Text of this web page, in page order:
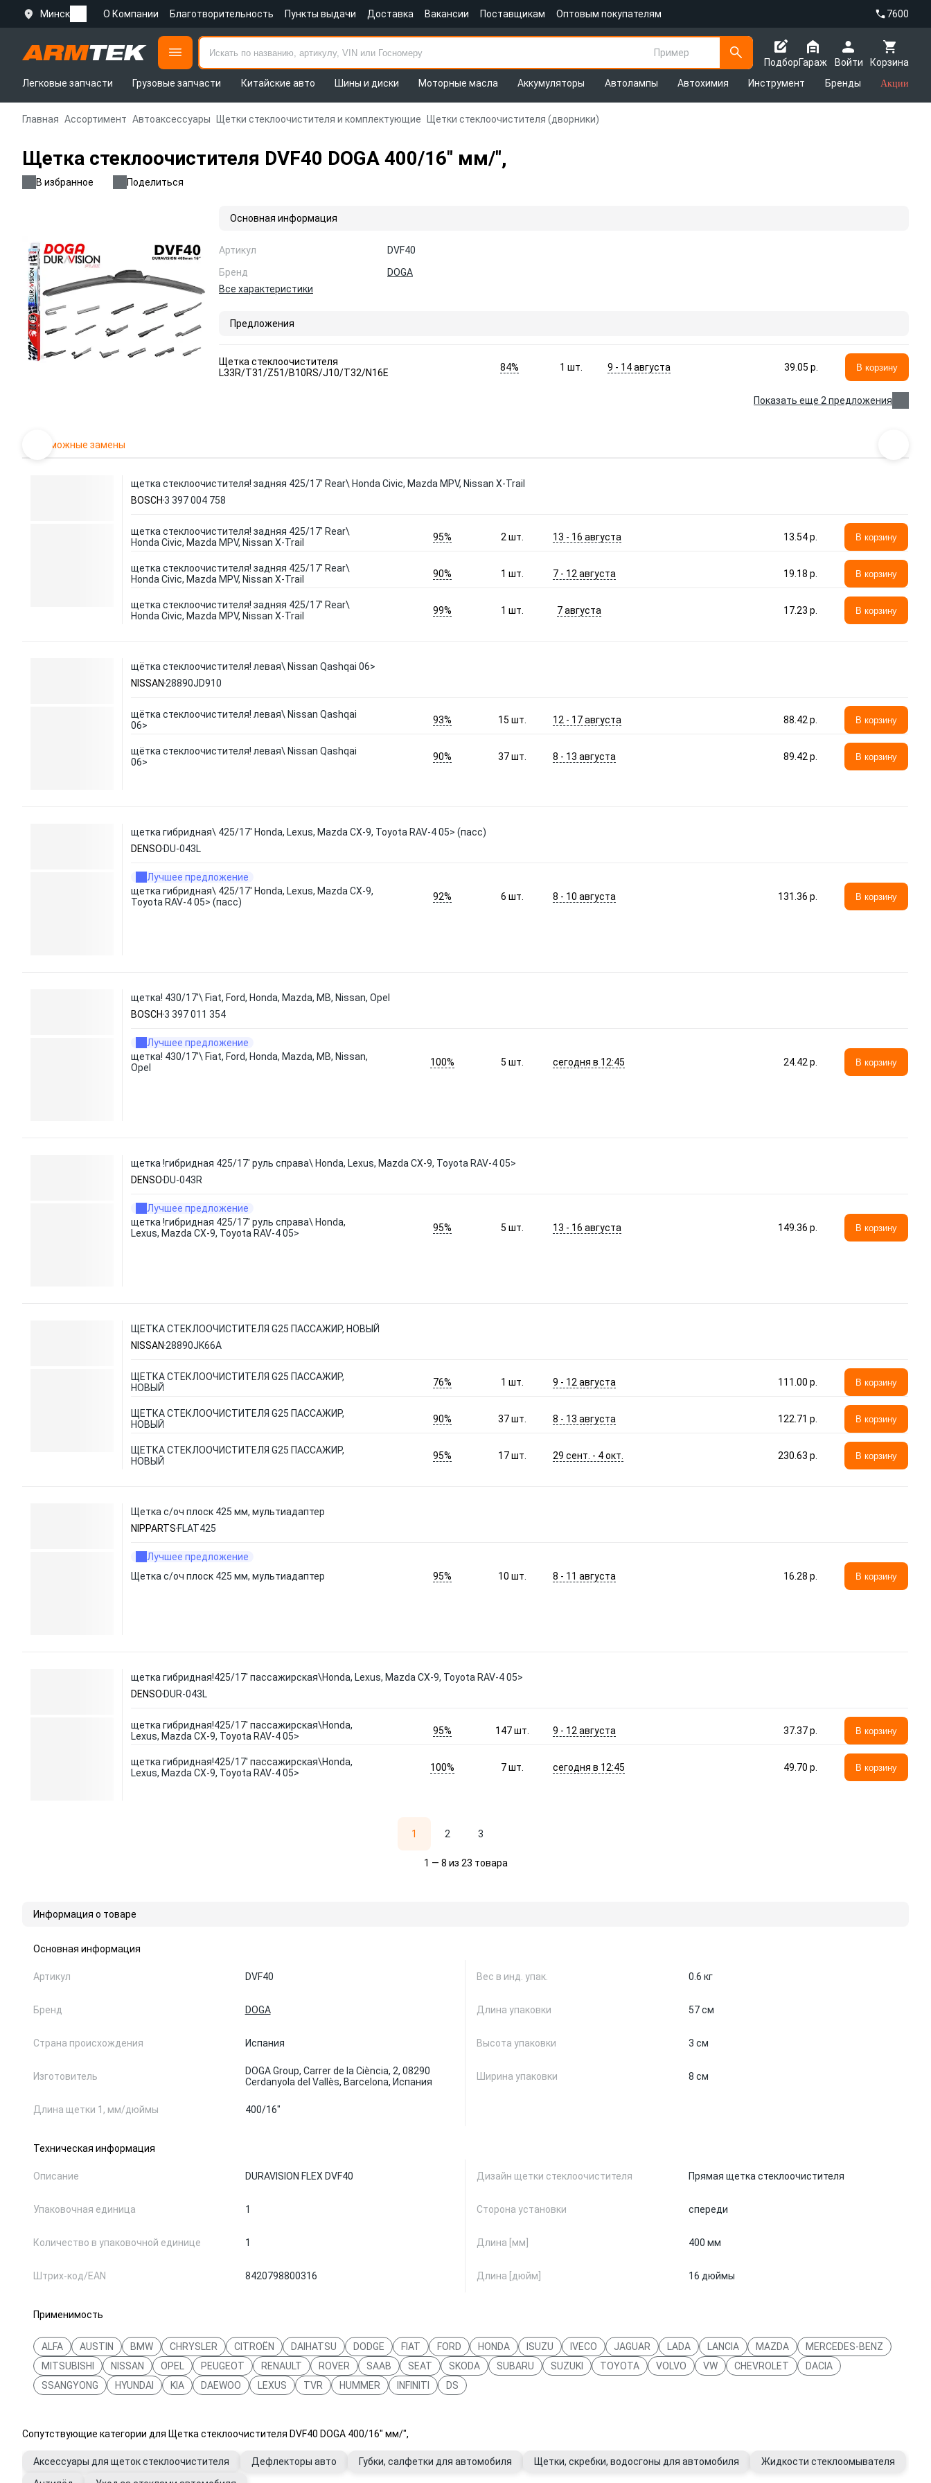
Минск О Компании Благотворительность Пункты выдачи Доставка Вакансии Поставщикам Оптовым покупателям 7600
Пример
Подбор
Корзина
Гараж
Войти
Легковые запчасти
Грузовые запчасти Китайские авто Шины и диски Моторные масла Аккумуляторы Автолампы Автохимия Инструмент Бренды Акции
Главная Ассортимент Автоаксессуары Щетки стеклоочистителя и комплектующие Щетки стеклоочистителя (дворники)
Щетка стеклоочистителя DVF40 DOGA 400/16" мм/",
В избранное Поделиться
Основная информация
Артикул
DVF40
Бренд
DOGA
Все характеристики
Предложения
Щетка стеклоочистителя
L33R/T31/Z51/B10RS/J10/T32/N16E
84% 1шт. 9 - 14 августа 39.05 p. В корзину
Показать еще 2 предложения
Возможные замены
щетка стеклоочистителя! задняя 425/17' Rear\ Honda Civic, Mazda MPV, Nissan X-Trail
BOSCH 3 397 004 758
щетка стеклоочистителя! задняя 425/17' Rear\
Honda Civic, Mazda MPV, Nissan X-Trail
95% 2шт. 13 - 16 августа 13.54 p. В корзину
щетка стеклоочистителя! задняя 425/17' Rear\
Honda Civic, Mazda MPV, Nissan X-Trail
90% 1шт. 7 - 12 августа 19.18 p. В корзину
щетка стеклоочистителя! задняя 425/17' Rear\
Honda Civic, Mazda MPV, Nissan X-Trail
99% 1шт. 7 августа 17.23 p. В корзину
щётка стеклоочистителя! левая\ Nissan Qashqai 06>
NISSAN 28890JD910
щётка стеклоочистителя! левая\ Nissan Qashqai
06>
93% 15шт. 12 - 17 августа 88.42 p. В корзину
щётка стеклоочистителя! левая\ Nissan Qashqai
06>
90% 37шт. 8 - 13 августа 89.42 p. В корзину
щетка гибридная\ 425/17' Honda, Lexus, Mazda CX-9, Toyota RAV-4 05> (пасс)
DENSO DU-043L
Лучшее предложение
щетка гибридная\ 425/17' Honda, Lexus, Mazda CX-9,
Toyota RAV-4 05> (пасс)
92% 6шт. 8 - 10 августа 131.36 p. В корзину
щетка! 430/17'\ Fiat, Ford, Honda, Mazda, MB, Nissan, Opel
BOSCH 3 397 011 354
Лучшее предложение
щетка! 430/17'\ Fiat, Ford, Honda, Mazda, MB, Nissan,
Opel
100% 5шт. сегодня в 12:45 24.42 p. В корзину
щетка !гибридная 425/17' руль справа\ Honda, Lexus, Mazda CX-9, Toyota RAV-4 05>
DENSO DU-043R
Лучшее предложение
щетка !гибридная 425/17' руль справа\ Honda,
Lexus, Mazda CX-9, Toyota RAV-4 05>
95% 5шт. 13 - 16 августа 149.36 p. В корзину
ЩЕТКА СТЕКЛООЧИСТИТЕЛЯ G25 ПАССАЖИР, НОВЫЙ
NISSAN 28890JK66A
ЩЕТКА СТЕКЛООЧИСТИТЕЛЯ G25 ПАССАЖИР,
НОВЫЙ
76% 1шт. 9 - 12 августа 111.00 p. В корзину
ЩЕТКА СТЕКЛООЧИСТИТЕЛЯ G25 ПАССАЖИР,
НОВЫЙ
90% 37шт. 8 - 13 августа 122.71 p. В корзину
ЩЕТКА СТЕКЛООЧИСТИТЕЛЯ G25 ПАССАЖИР,
НОВЫЙ
95% 17шт. 29 сент. - 4 окт. 230.63 p. В корзину
Щетка с/оч плоск 425 мм, мультиадаптер
NIPPARTS FLAT425
Лучшее предложение
Щетка с/оч плоск 425 мм, мультиадаптер
95% 10шт. 8 - 11 августа 16.28 p. В корзину
щетка гибридная!425/17' пассажирская\Honda, Lexus, Mazda CX-9, Toyota RAV-4 05>
DENSO DUR-043L
щетка гибридная!425/17' пассажирская\Honda,
Lexus, Mazda CX-9, Toyota RAV-4 05>
95% 147шт. 9 - 12 августа 37.37 p. В корзину
щетка гибридная!425/17' пассажирская\Honda,
Lexus, Mazda CX-9, Toyota RAV-4 05>
100% 7шт. сегодня в 12:45 49.70 p. В корзину
1 2 3
1 — 8 из 23 товара
Информация о товаре
Основная информация
Артикул DVF40
Бренд DOGA
Страна происхождения Испания
Изготовитель
DOGA Group, Carrer de la Ciència, 2, 08290
Cerdanyola del Vallès, Barcelona, Испания
Длина щетки 1, мм/дюймы 400/16"
Вес в инд. упак. 0.6 кг
Длина упаковки 57 см
Высота упаковки 3 см
Ширина упаковки 8 см
Техническая информация
Описание DURAVISION FLEX DVF40
Упаковочная единица 1
Количество в упаковочной единице 1
Штрих-код/EAN 8420798800316
Дизайн щетки стеклоочистителя Прямая щетка стеклоочистителя
Сторона установки спереди
Длина [мм] 400 мм
Длина [дюйм] 16 дюймы
Применимость
ALFA AUSTIN BMW CHRYSLER CITROËN DAIHATSU DODGE FIAT FORD HONDA ISUZU IVECO JAGUAR LADA LANCIA MAZDA
MERCEDES-BENZ
MITSUBISHI
NISSAN OPEL PEUGEOT RENAULT ROVER SAAB SEAT SKODA SUBARU SUZUKI TOYOTA VOLVO VW CHEVROLET
DACIA
SSANGYONG
HYUNDAI KIA DAEWOO LEXUS TVR HUMMER INFINITI DS
Сопутствующие категории для Щетка стеклоочистителя DVF40 DOGA 400/16" мм/",
Аксессуары для щеток стеклоочистителя Дефлекторы авто Губки, салфетки для автомобиля Щетки, скребки, водосгоны для автомобиля
Жидкости стеклоомывателя